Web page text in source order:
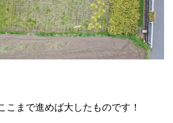
こまで進めば大したものです！